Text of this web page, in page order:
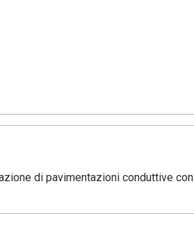
di pavimentazioni conduttive con